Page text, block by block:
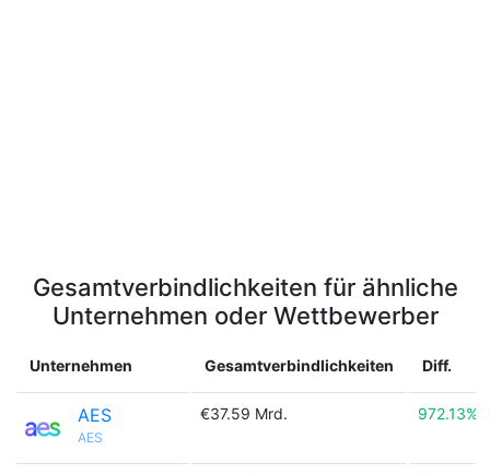
Gesamtverbindlichkeiten für ähnliche
Unternehmen oder Wettbewerber
Unternehmen Gesamtverbindlichkeiten Diff.
AES
AES
€37.59 Mrd. 972.13%